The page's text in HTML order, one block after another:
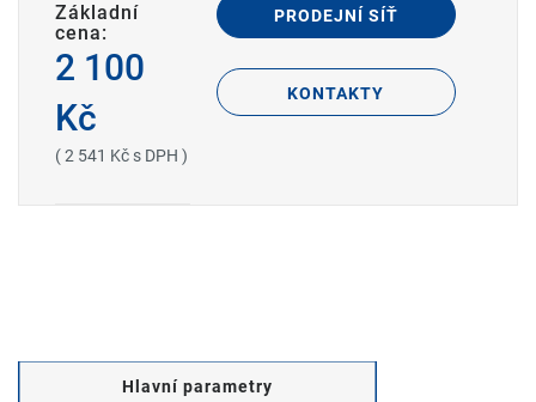
Základní
cena:
2 100
Kč
( 2 541 Kč s DPH )
PRODEJNÍ SÍŤ
KONTAKTY
Hlavní parametry